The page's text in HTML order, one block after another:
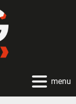
menu